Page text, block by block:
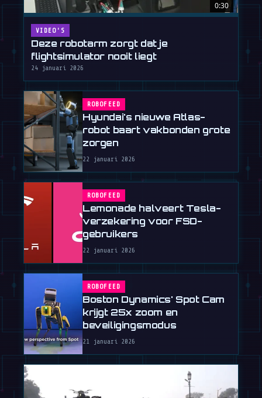
0:30
VIDEO'S
Deze robotarm zorgt dat je
flightsimulator nooit liegt
24 januari 2026
ROBOFEED
Hyundai's nieuwe Atlas-
robot baart vakbonden grote
zorgen
22 januari 2026
ROBOFEED
Lemonade halveert Tesla-
verzekering voor FSD-
gebruikers
22 januari 2026
ROBOFEED
Boston Dynamics' Spot Cam
krijgt 25x zoom en
beveiligingsmodus
21 januari 2026